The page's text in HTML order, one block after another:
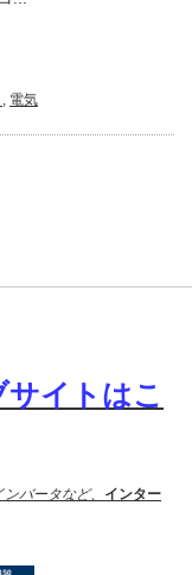
, 電気
イトはこ
バータなど、 インター